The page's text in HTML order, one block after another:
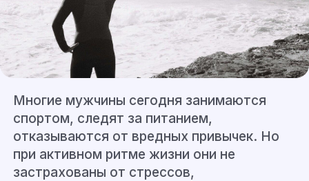
Многие мужчины сегодня занимаются
спортом, следят за питанием,
отказываются от вредных привычек. Но
при активном ритме жизни они не
застрахованы от стрессов,